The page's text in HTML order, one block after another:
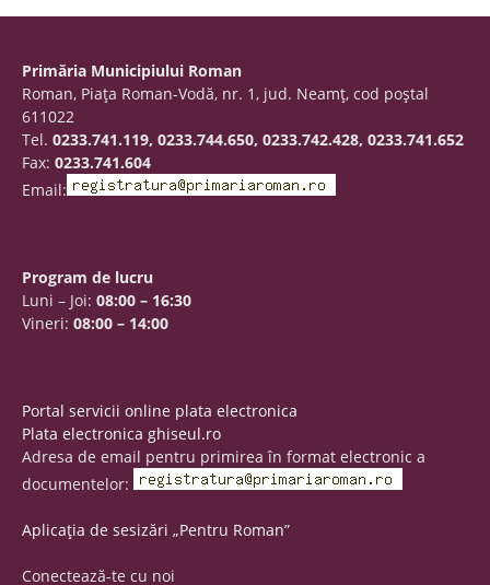
Primăria Municipiului Roman
Roman, Piaţa Roman-Vodă, nr. 1, jud. Neamţ, cod poştal
611022
Tel. 0233.741.119, 0233.744.650, 0233.742.428, 0233.741.652
Fax: 0233.741.604
Email:
Program de lucru
Luni – Joi: 08:00 – 16:30
Vineri: 08:00 – 14:00
Portal servicii online plata electronica
Plata electronica ghiseul.ro
Adresa de email pentru primirea în format electronic a
documentelor:
Aplicația de sesizări „Pentru Roman”
Conectează-te cu noi